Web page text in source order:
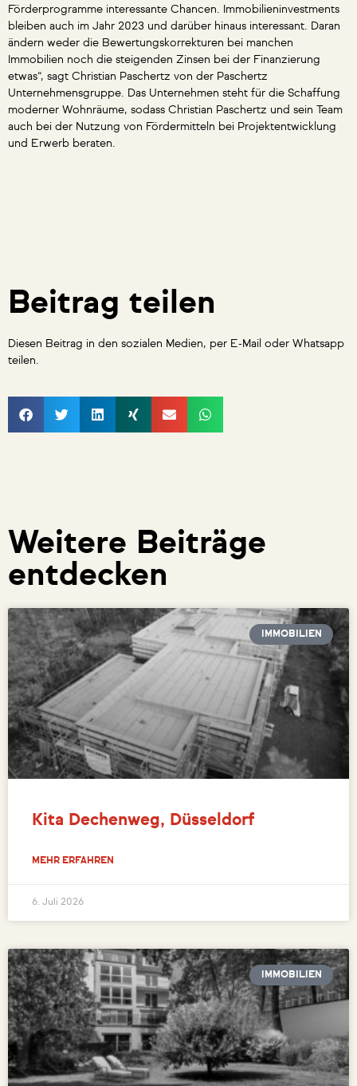
Förderprogramme interessante Chancen. Immobilieninvestments
bleiben auch im Jahr 2023 und darüber hinaus interessant. Daran
ändern weder die Bewertungskorrekturen bei manchen
Immobilien noch die steigenden Zinsen bei der Finanzierung
etwas“, sagt Christian Paschertz von der Paschertz
Unternehmensgruppe. Das Unternehmen steht für die Schaffung
moderner Wohnräume, sodass Christian Paschertz und sein Team
auch bei der Nutzung von Fördermitteln bei Projektentwicklung
und Erwerb beraten.
Beitrag teilen
Diesen Beitrag in den sozialen Medien, per E-Mail oder Whatsapp
teilen.
Weitere Beiträge
entdecken
IMMOBILIEN
Kita Dechenweg, Düsseldorf
MEHR ERFAHREN
6. Juli 2026
IMMOBILIEN